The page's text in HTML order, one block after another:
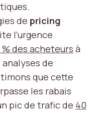
de pricing
l’urgence
% des acheteurs à
analyses de
que cette
les rabais
pic de trafic de 40